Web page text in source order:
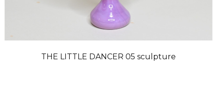
THE LITTLE DANCER 05 sculpture